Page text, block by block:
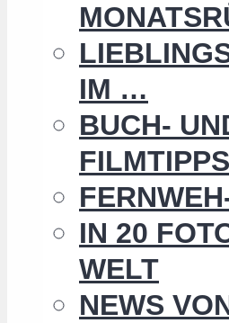
IM …
BUCH-
FILMTIPPS
IN 20
WELT
NEWS